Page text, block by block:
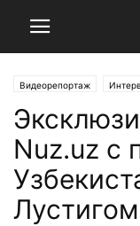
Видеорепортаж
Nuz.uz с